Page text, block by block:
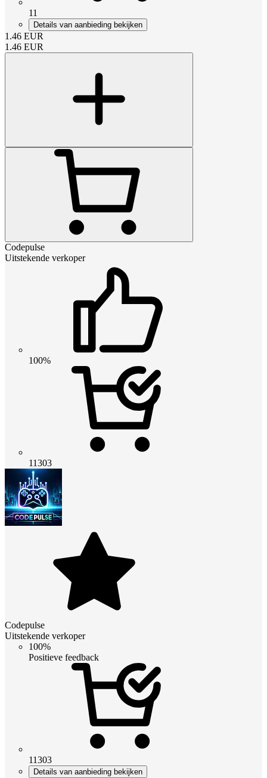
11
Details van aanbieding bekijken
1.46 EUR
1.46 EUR
Codepulse
Uitstekende verkoper
100%
11303
Codepulse
Uitstekende verkoper
100%
Positieve feedback
11303
Details van aanbieding bekijken